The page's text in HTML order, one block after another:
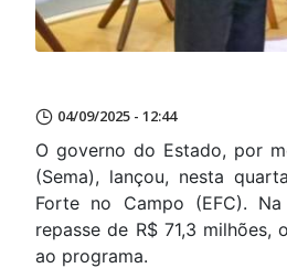
04/09/2025 - 12:44
O governo do Estado, por
(Sema), lançou, nesta
Forte no Campo (EFC).
repasse de R$ 71,3
ao programa.